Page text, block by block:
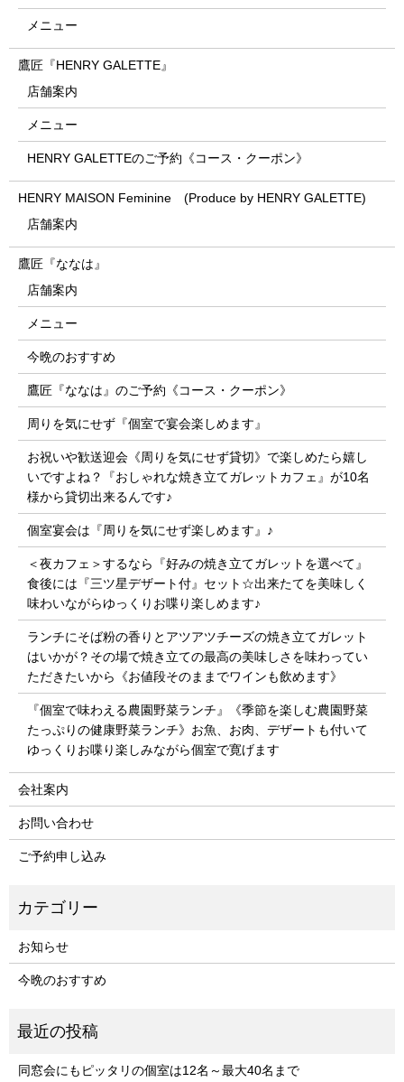
メニュー
鷹匠『HENRY GALETTE』
店舗案内
メニュー
HENRY GALETTEのご予約《コース・クーポン》
HENRY MAISON Feminine (Produce by HENRY GALETTE)
店舗案内
鷹匠『ななは』
店舗案内
メニュー
今晩のおすすめ
鷹匠『ななは』のご予約《コース・クーポン》
周りを気にせず『個室で宴会楽しめます』
お祝いや歓送迎会《周りを気にせず貸切》で楽しめたら嬉し
いですよね？『おしゃれな焼き立てガレットカフェ』が10名
様から貸切出来るんです♪
個室宴会は『周りを気にせず楽しめます』♪
＜夜カフェ＞するなら『好みの焼き立てガレットを選べて』
食後には『三ツ星デザート付』セット☆出来たてを美味しく
味わいながらゆっくりお喋り楽しめます♪
ランチにそば粉の香りとアツアツチーズの焼き立てガレット
はいかが？その場で焼き立ての最高の美味しさを味わってい
ただきたいから《お値段そのままでワインも飲めます》
『個室で味わえる農園野菜ランチ』《季節を楽しむ農園野菜
たっぷりの健康野菜ランチ》お魚、お肉、デザートも付いて
ゆっくりお喋り楽しみながら個室で寛げます
会社案内
お問い合わせ
ご予約申し込み
お知らせ
今晩のおすすめ
同窓会にもピッタリの個室は12名～最大40名まで